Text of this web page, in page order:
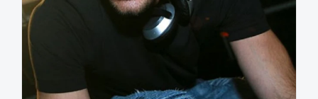
zomaar een producent als ieder ander: hij ook
begonnen met het organiseren van grote partijen,
samen met Digital Boy in het basis-club Rimini
Gheodrome. In this way, Alessandro got credits for
keeping the Italian hardcorescene alive in many ways.